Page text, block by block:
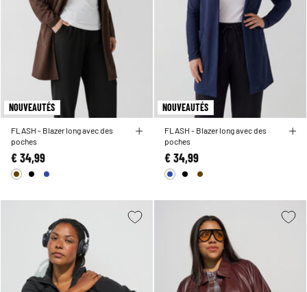
NOUVEAUTÉS
FLASH - Blazer long avec des
poches
€ 34,99
NOUVEAUTÉS
FLASH - Blazer long avec des
poches
€ 34,99